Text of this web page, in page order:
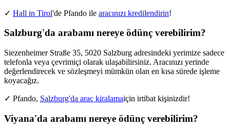
✓ Hall in Tirol'de Pfando ile aracınızı kredilendirin!
Salzburg'da arabamı nereye ödünç verebilirim?
Siezenheimer Straße 35, 5020 Salzburg adresindeki yerimize sadece
telefonla veya çevrimiçi olarak ulaşabilirsiniz. Aracınızı yerinde
değerlendirecek ve sözleşmeyi mümkün olan en kısa sürede işleme
koyacağız.
✓ Pfando, Salzburg'da araç kiralamaiçin irtibat kişinizdir!
Viyana'da arabamı nereye ödünç verebilirim?